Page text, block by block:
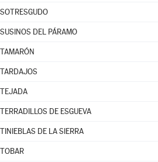
SOTRESGUDO
SUSINOS DEL PÁRAMO
TAMARÓN
TARDAJOS
TEJADA
TERRADILLOS DE ESGUEVA
TINIEBLAS DE LA SIERRA
TOBAR